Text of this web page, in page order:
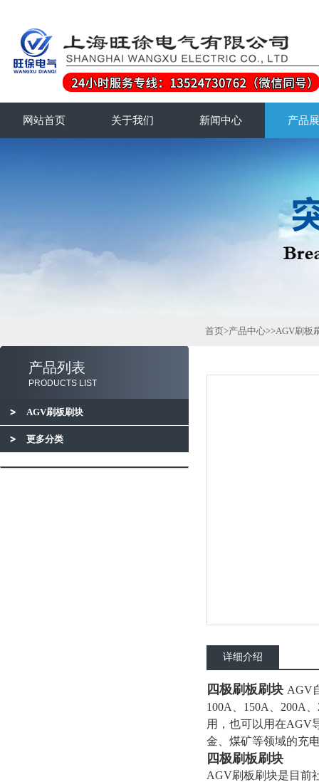
网站首页 关于我们 新闻中心 产品
产品列表
PRODUCTS LIST
AGV刷板刷块
更多分类
首页>产品中心>>AGV刷板
详细介绍
四极刷板刷块 AGV
100A、150A、200A
用，也可以用在AGV
金、煤矿等领域的充
四极刷板刷块
AGV刷板刷块是目前